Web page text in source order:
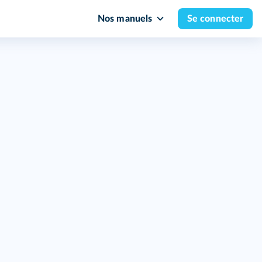
Nos manuels Se connecter